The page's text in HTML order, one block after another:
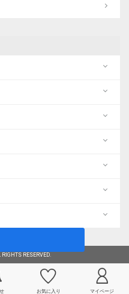
お気に入り マイページ
RESERVED.